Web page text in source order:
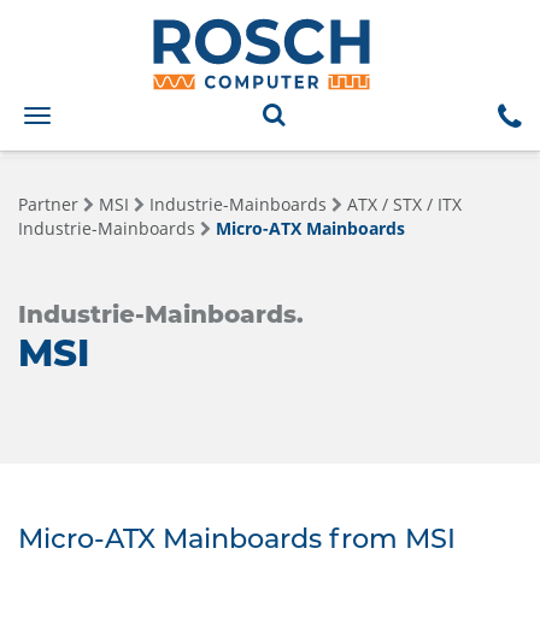
Toggle
navigation
Partner MSI Industrie-Mainboards
ATX / STX / ITX
Industrie-Mainboards
Micro-ATX Mainboards
Industrie-Mainboards.
MSI
Micro-ATX Mainboards from MSI